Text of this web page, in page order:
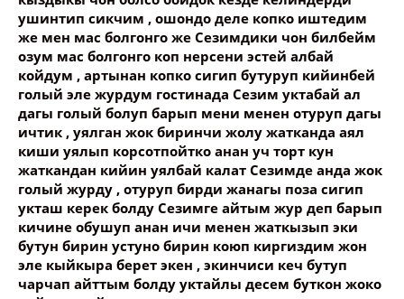
ушинтип сикчим , ошондо деле копко иштедим
же мен мас болгонго же Сезимдики чон билбейм
озум мас болгонго коп нерсени эстей албай
койдум , артынан копко сигип бутуруп кийинбей
голый эле журдум гостинада Сезим уктабай ал
дагы голый болуп барып мени менен отуруп дагы
ичтик , уялган жок биринчи жолу жатканда аял
киши уялып корсотпойтко анан уч торт кун
жаткандан кийин уялбай калат Сезимде анда жок
голый журду , отуруп бирди жанагы поза сигип
укташ керек болду Сезимге айтым жур деп барып
кичине обушуп анан ичи менен жаткызып эки
бутун бирин устуно бирин коюп киргиздим жон
эле кыйкыра берет экен , экинчиси кеч бутуп
чарчап айттым болду уктайлы десем буткон жоко